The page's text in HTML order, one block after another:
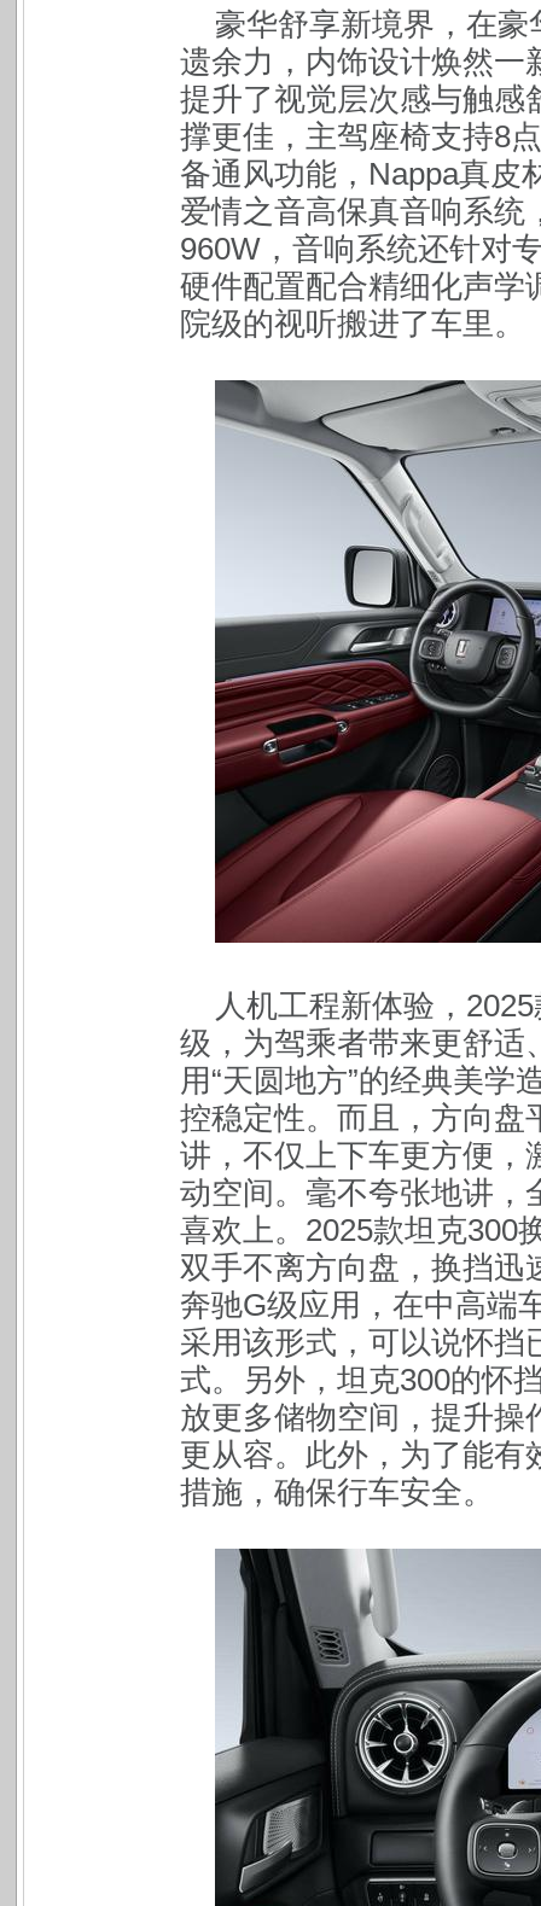
豪华舒享新境界，在
遗余力，内饰设计焕然一
提升了视觉层次感与触感
撑更佳，主驾座椅支持8
备通风功能，Nappa真皮
爱情之音高保真音响系统
960W，音响系统还针对
硬件配置配合精细化声学
院级的视听搬进了车里。
人机工程新体验，
级，为驾乘者带来更舒适
用“天圆地方”的经典美学
控稳定性。而且，方向盘
讲，不仅上下车更方便，
动空间。毫不夸张地讲，
喜欢上。2025款坦克300
双手不离方向盘，换挡迅
奔驰G级应用，在中高端
采用该形式，可以说怀挡
式。另外，坦克300的怀
放更多储物空间，提升操
更从容。此外，为了能有
措施，确保行车安全。